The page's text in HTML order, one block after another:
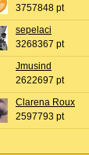
3757848 pt
sepelaci
3268367 pt
Jmusind
2622697 pt
Clarena Roux
2597793 pt